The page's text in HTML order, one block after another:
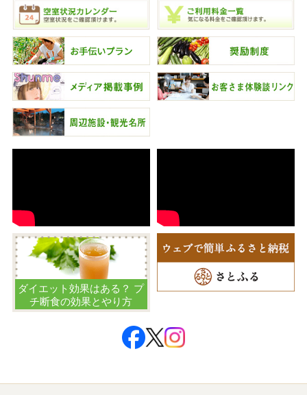
ダイエット効果はある？ プ
チ断食の効果とやり方